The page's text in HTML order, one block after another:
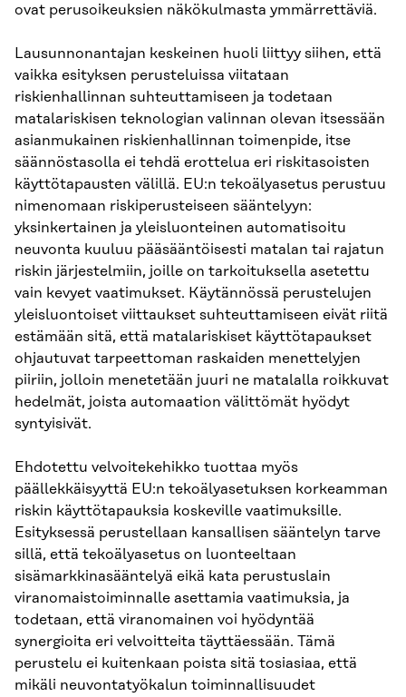
ovat perusoikeuksien näkökulmasta ymmärrettäviä.
Lausunnonantajan keskeinen huoli liittyy siihen, että
vaikka esityksen perusteluissa viitataan
riskienhallinnan suhteuttamiseen ja todetaan
matalariskisen teknologian valinnan olevan itsessään
asianmukainen riskienhallinnan toimenpide, itse
säännöstasolla ei tehdä erottelua eri riskitasoisten
käyttötapausten välillä. EU:n tekoälyasetus perustuu
nimenomaan riskiperusteiseen sääntelyyn:
yksinkertainen ja yleisluonteinen automatisoitu
neuvonta kuuluu pääsääntöisesti matalan tai rajatun
riskin järjestelmiin, joille on tarkoituksella asetettu
vain kevyet vaatimukset. Käytännössä perustelujen
yleisluontoiset viittaukset suhteuttamiseen eivät riitä
estämään sitä, että matalariskiset käyttötapaukset
ohjautuvat tarpeettoman raskaiden menettelyjen
piiriin, jolloin menetetään juuri ne matalalla roikkuvat
hedelmät, joista automaation välittömät hyödyt
syntyisivät.
Ehdotettu velvoitekehikko tuottaa myös
päällekkäisyyttä EU:n tekoälyasetuksen korkeamman
riskin käyttötapauksia koskeville vaatimuksille.
Esityksessä perustellaan kansallisen sääntelyn tarve
sillä, että tekoälyasetus on luonteeltaan
sisämarkkinasääntelyä eikä kata perustuslain
viranomaistoiminnalle asettamia vaatimuksia, ja
todetaan, että viranomainen voi hyödyntää
synergioita eri velvoitteita täyttäessään. Tämä
perustelu ei kuitenkaan poista sitä tosiasiaa, että
mikäli neuvontatyökalun toiminnallisuudet